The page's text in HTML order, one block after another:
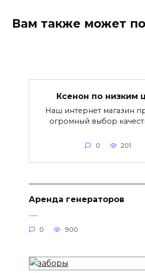
Вам также может
Ксенон по низким
Наш интернет магазин
огромный выбор
0 201
Аренда генераторов
......
0 900